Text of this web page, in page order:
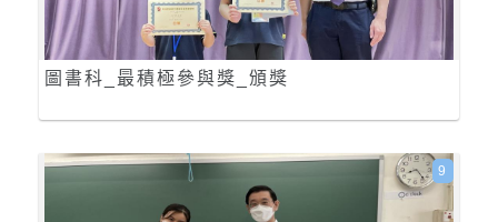
圖書科_最積極參與獎_頒獎
9